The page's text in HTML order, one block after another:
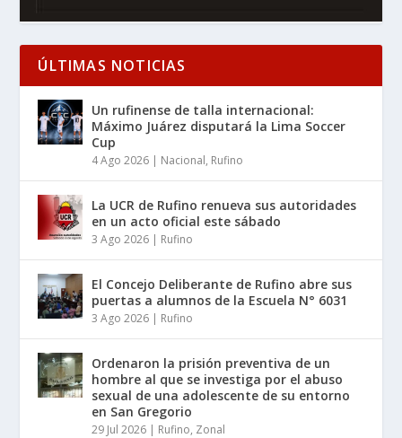
ÚLTIMAS NOTICIAS
Un rufinense de talla internacional:
Máximo Juárez disputará la Lima Soccer
Cup
4 Ago 2026 | Nacional, Rufino
La UCR de Rufino renueva sus autoridades
en un acto oficial este sábado
3 Ago 2026 | Rufino
El Concejo Deliberante de Rufino abre sus
puertas a alumnos de la Escuela N° 6031
3 Ago 2026 | Rufino
Ordenaron la prisión preventiva de un
hombre al que se investiga por el abuso
sexual de una adolescente de su entorno
en San Gregorio
29 Jul 2026 | Rufino, Zonal